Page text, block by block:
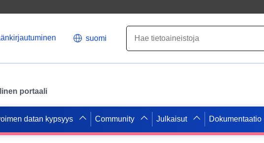
suomi
portaali
datan kypsyys Community Julkaisut Dokumentaatio